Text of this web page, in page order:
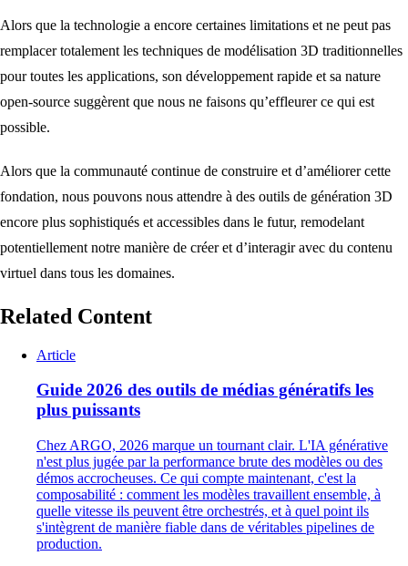
Alors que la technologie a encore certaines limitations et ne peut pas
remplacer totalement les techniques de modélisation 3D traditionnelles
pour toutes les applications, son développement rapide et sa nature
open-source suggèrent que nous ne faisons qu’effleurer ce qui est
possible.
Alors que la communauté continue de construire et d’améliorer cette
fondation, nous pouvons nous attendre à des outils de génération 3D
encore plus sophistiqués et accessibles dans le futur, remodelant
potentiellement notre manière de créer et d’interagir avec du contenu
virtuel dans tous les domaines.
Related Content
Article
Guide 2026 des outils de médias génératifs les
plus puissants
Chez ARGO, 2026 marque un tournant clair. L'IA générative
n'est plus jugée par la performance brute des modèles ou des
démos accrocheuses. Ce qui compte maintenant, c'est la
composabilité : comment les modèles travaillent ensemble, à
quelle vitesse ils peuvent être orchestrés, et à quel point ils
s'intègrent de manière fiable dans de véritables pipelines de
production.